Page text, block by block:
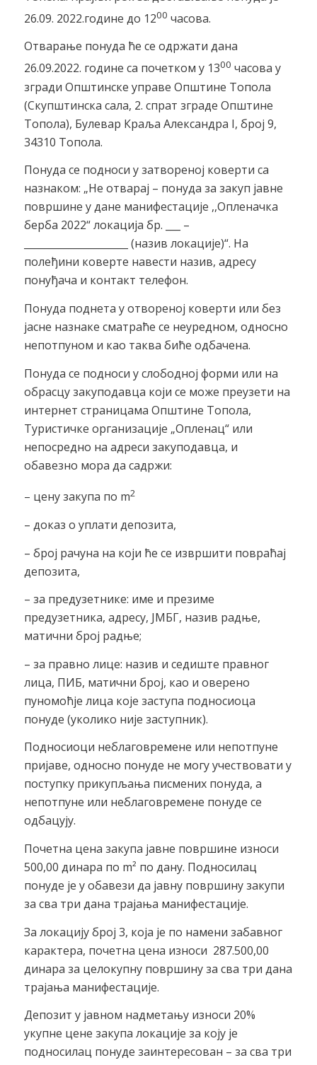
26.09. 2022.године до 1200 часова.
Отварање понуда ће се одржати дана
26.09.2022. године са почетком у 1300 часова у
згради Општинске управе Општине Топола
(Скупштинска сала, 2. спрат зграде Општине
Топола), Булевар Краља Александра I, број 9,
34310 Топола.
Понуда се подноси у затвореној коверти са
назнаком: „Не отварај – понуда за закуп јавне
површине у дане манифестације ,,Опленачка
берба 2022“ локација бр. ___ –
_____________________ (назив локације)“. На
полеђини коверте навести назив, адресу
понуђача и контакт телефон.
Понуда поднета у отвореној коверти или без
јасне назнаке сматраће се неуредном, односно
непотпуном и као таква биће одбачена.
Понуда се подноси у слободној форми или на
обрасцу закуподавца који се може преузети на
интернет страницама Општине Топола,
Туристичке организације „Опленац“ или
непосредно на адреси закуподавца, и
обавезно мора да садржи:
– цену закупа по m2
– доказ о уплати депозита,
– број рачуна на који ће се извршити повраћај
депозита,
– за предузетнике: име и презиме
предузетника, адресу, ЈМБГ, назив радње,
матични број радње;
– за правно лице: назив и седиште правног
лица, ПИБ, матични број, као и оверено
пуномоћје лица које заступа подносиоца
понуде (уколико није заступник).
Подносиоци неблаговремене или непотпуне
пријаве, односно понуде не могу учествовати у
поступку прикупљања писмених понуда, а
непотпуне или неблаговремене понуде се
одбацују.
Почетна цена закупа јавне површине износи
500,00 динара по m² по дану. Подносилац
понуде је у обавези да јавну површину закупи
за сва три дана трајања манифестације.
За локацију број 3, која је по намени забавног
карактера, почетна цена износи 287.500,00
динара за целокупну површину за сва три дана
трајања манифестације.
Депозит у јавном надмeтању износи 20%
укупне цене закупа локације за коју је
подносилац понуде заинтересован – за сва три